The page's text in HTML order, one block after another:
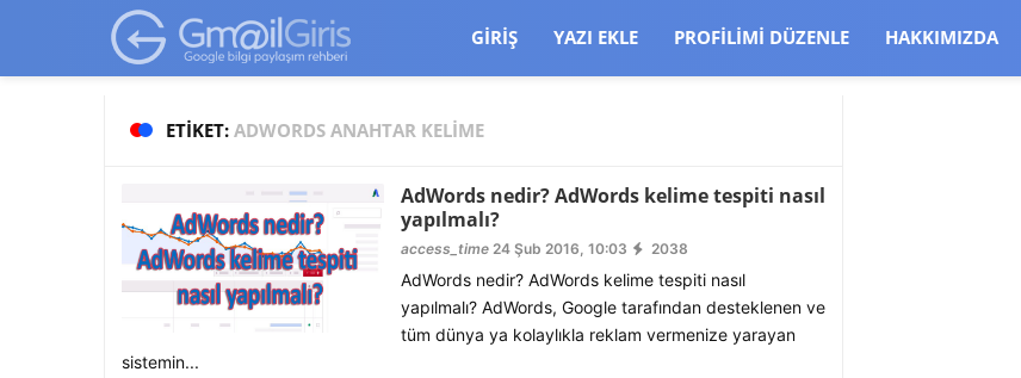
google-site-verification=vqSI0upH550kabR5X8xpjMYieaXmuBueYgCJBW3uetM
GIRIŞ YAZI EKLE PROFILIMI DÜZENLE HAKKIMIZDA
ETIKET: ADWORDS ANAHTAR KELIME
AdWords nedir? AdWords kelime tespiti nasıl
yapılmalı?
access_time 24 Şub 2016, 10:03 2038
AdWords nedir? AdWords kelime tespiti nasıl
yapılmalı? AdWords, Google tarafından desteklenen ve
tüm dünya ya kolaylıkla reklam vermenize yarayan
sistemin...